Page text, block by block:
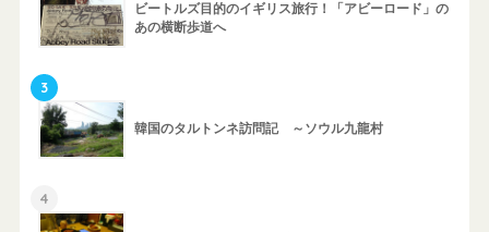
ビートルズ目的のイギリス旅行！「アビーロード」の
あの横断歩道へ
3
韓国のタルトンネ訪問記 ～ソウル九龍村
4